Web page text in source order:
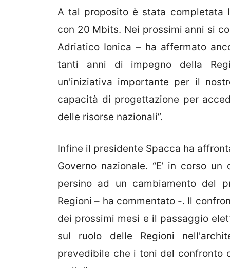
A tal proposito è stata completata
con 20 Mbits. Nei prossimi anni si
Adriatico Ionica – ha affermato
tanti anni di impegno della
un'iniziativa importante per il
capacità di progettazione per
delle risorse nazionali”.
Infine il presidente Spacca ha
Governo nazionale. “E’ in corso
persino ad un cambiamento del
Regioni – ha commentato -. Il
dei prossimi mesi e il passaggio
sul ruolo delle Regioni
prevedibile che i toni del confronto